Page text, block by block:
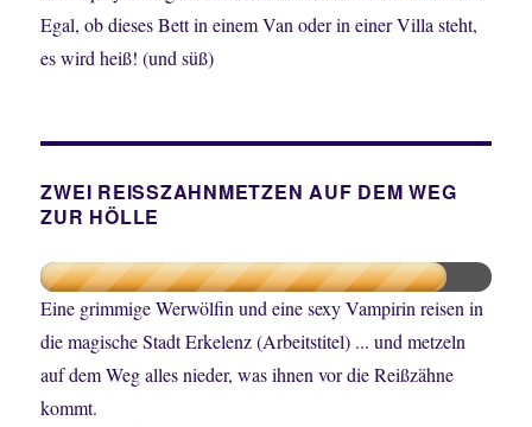
Egal, ob dieses Bett in einem Van oder in einer Villa steht,
es wird heiß! (und süß)
ZWEI REISSZAHNMETZEN AUF DEM WEG
ZUR HÖLLE
Eine grimmige Werwölfin und eine sexy Vampirin reisen in
die magische Stadt Erkelenz (Arbeitstitel) ... und metzeln
auf dem Weg alles nieder, was ihnen vor die Reißzähne
kommt.